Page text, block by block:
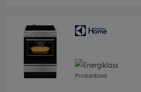
Produktblad